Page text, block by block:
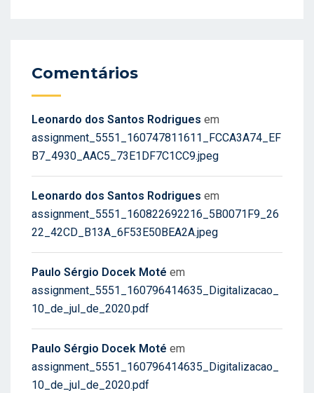
Comentários
Leonardo dos Santos Rodrigues em
assignment_5551_160747811611_FCCA3A74_EF
B7_4930_AAC5_73E1DF7C1CC9.jpeg
Leonardo dos Santos Rodrigues em
assignment_5551_160822692216_5B0071F9_26
22_42CD_B13A_6F53E50BEA2A.jpeg
Paulo Sérgio Docek Moté em
assignment_5551_160796414635_Digitalizacao_
10_de_jul_de_2020.pdf
Paulo Sérgio Docek Moté em
assignment_5551_160796414635_Digitalizacao_
10_de_jul_de_2020.pdf